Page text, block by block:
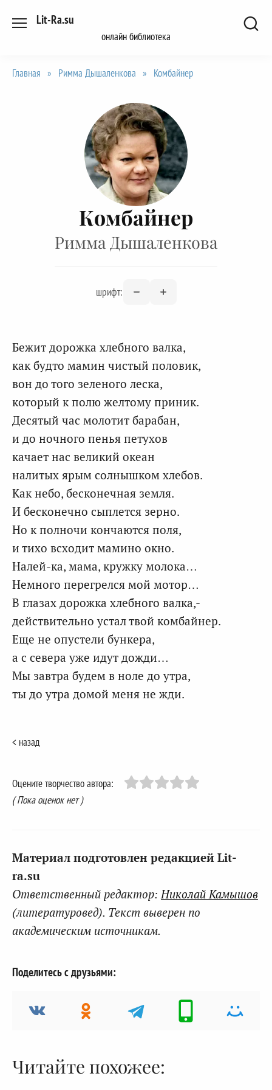
Lit-Ra.su
онлайн библиотека
Главная » Римма Дышаленкова » Комбайнер
Комбайнер
Римма Дышаленкова
шрифт:
Бежит дорожка хлебного валка,
как будто мамин чистый половик,
вон до того зеленого леска,
который к полю желтому приник.
Десятый час молотит барабан,
и до ночного пенья петухов
качает нас великий океан
налитых ярым солнышком хлебов.
Как небо, бесконечная земля.
И бесконечно сыплется зерно.
Но к полночи кончаются поля,
и тихо всходит мамино окно.
Налей-ка, мама, кружку молока…
Немного перегрелся мой мотор…
В глазах дорожка хлебного валка,-
действительно устал твой комбайнер.
Еще не опустели бункера,
а с севера уже идут дожди…
Мы завтра будем в ноле до утра,
ты до утра домой меня не жди.
< назад
Оцените творчество автора:
( Пока оценок нет )
Материал подготовлен редакцией Lit-
ra.su
Ответственный редактор: Николай Камышов
(литературовед). Текст выверен по
академическим источникам.
Поделитесь с друзьями:
Читайте похожее: